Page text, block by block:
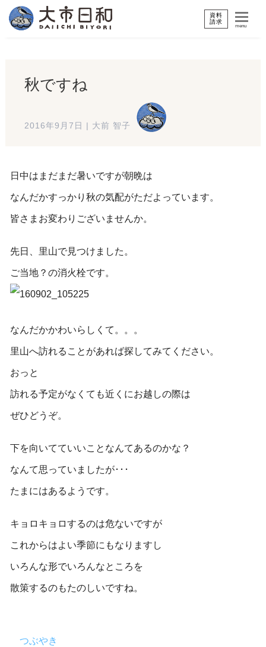
資料
請求
menu
秋ですね
2016年9月7日 | 大前 智子
日中はまだまだ暑いですが朝晩は
なんだかすっかり秋の気配がただよっています。
皆さまお変わりございませんか。
先日、里山で見つけました。
ご当地？の消火栓です。
なんだかかわいらしくて。。。
里山へ訪れることがあれば探してみてください。
おっと
訪れる予定がなくても近くにお越しの際は
ぜひどうぞ。
下を向いてていいことなんてあるのかな？
なんて思っていましたが･･･
たまにはあるようです。
キョロキョロするのは危ないですが
これからはよい季節にもなりますし
いろんな形でいろんなところを
散策するのもたのしいですね。
つぶやき